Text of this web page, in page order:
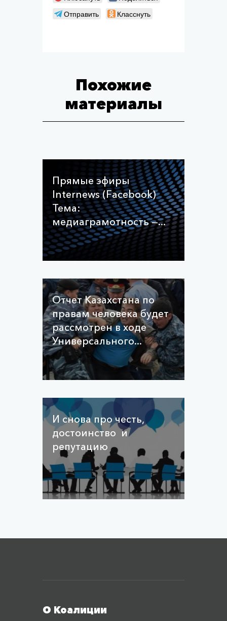
Отправить
Класснуть
Похожие
материалы
Прямые эфиры
Internews (Facebook)
Тема:
медиаграмотность —...
Отчет Казахстана по
правам человека будет
рассмотрен в ходе
Универсального...
И снова про честь,
достоинство и
репутацию
О Коалиции